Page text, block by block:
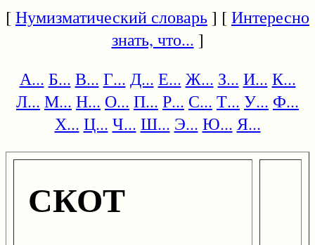
[Нумизматический словарь] [Интересно
знать, что... ]
А... Б... В... Г... Д... Е... Ж... З... И... К...
Л... М... Н... О... П... Р... С... Т... У... Ф...
Х... Ц... Ч... Ш... Э... Ю... Я...
СКОТ